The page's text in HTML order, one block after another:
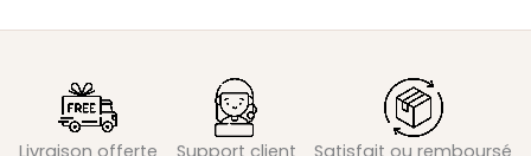
Livraison offerte Support client Satisfait ou remboursé